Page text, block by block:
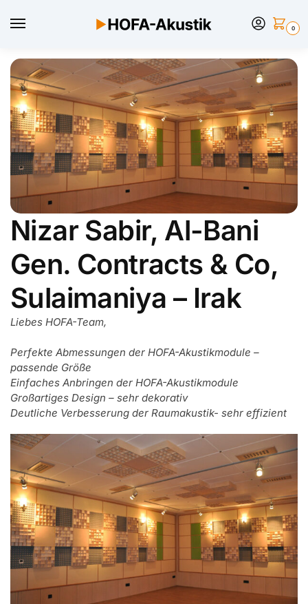
0
Nizar Sabir, Al-Bani
Gen. Contracts & Co,
Sulaimaniya – Irak
Liebes HOFA-Team,
Perfekte Abmessungen der HOFA-Akustikmodule –
passende Größe
Einfaches Anbringen der HOFA-Akustikmodule
Großartiges Design – sehr dekorativ
Deutliche Verbesserung der Raumakustik- sehr effizient